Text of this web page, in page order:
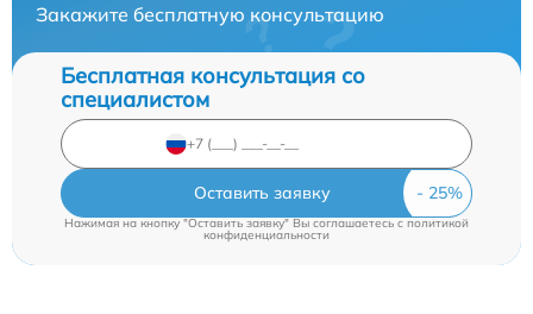
Закажите бесплатную консультацию
Бесплатная консультация со
специалистом
Оставить заявку
Нажимая на кнопку "Оставить заявку" Вы соглашаетесь cполитикой
конфиденциальности